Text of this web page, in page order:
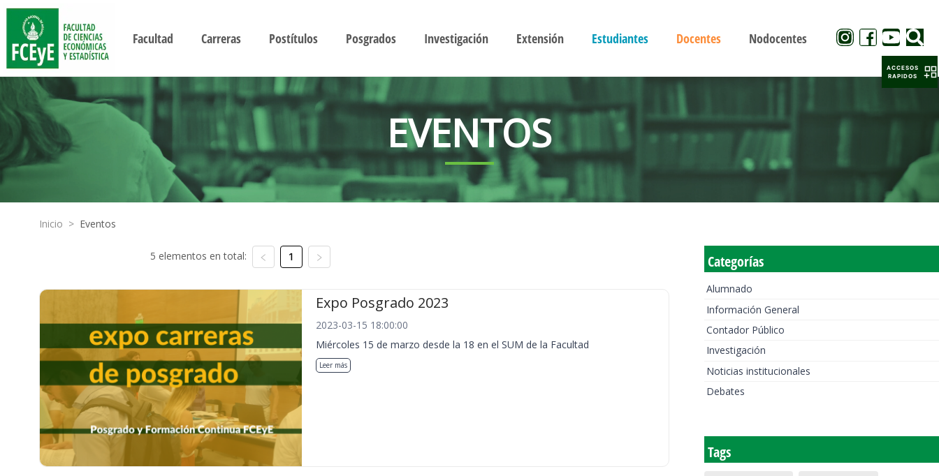
Facultad Carreras Postítulos Posgrados Investigación Extensión Estudiantes Docentes Nodocentes
EVENTOS
Inicio > Eventos
5 elementos en total: 1
Expo Posgrado 2023
2023-03-15 18:00:00
Miércoles 15 de marzo desde la 18 en el SUM de la Facultad
Leer más
Categorías
Alumnado
Información General
Contador Público
Investigación
Noticias institucionales
Debates
Tags
ACCESOS
RAPIDOS